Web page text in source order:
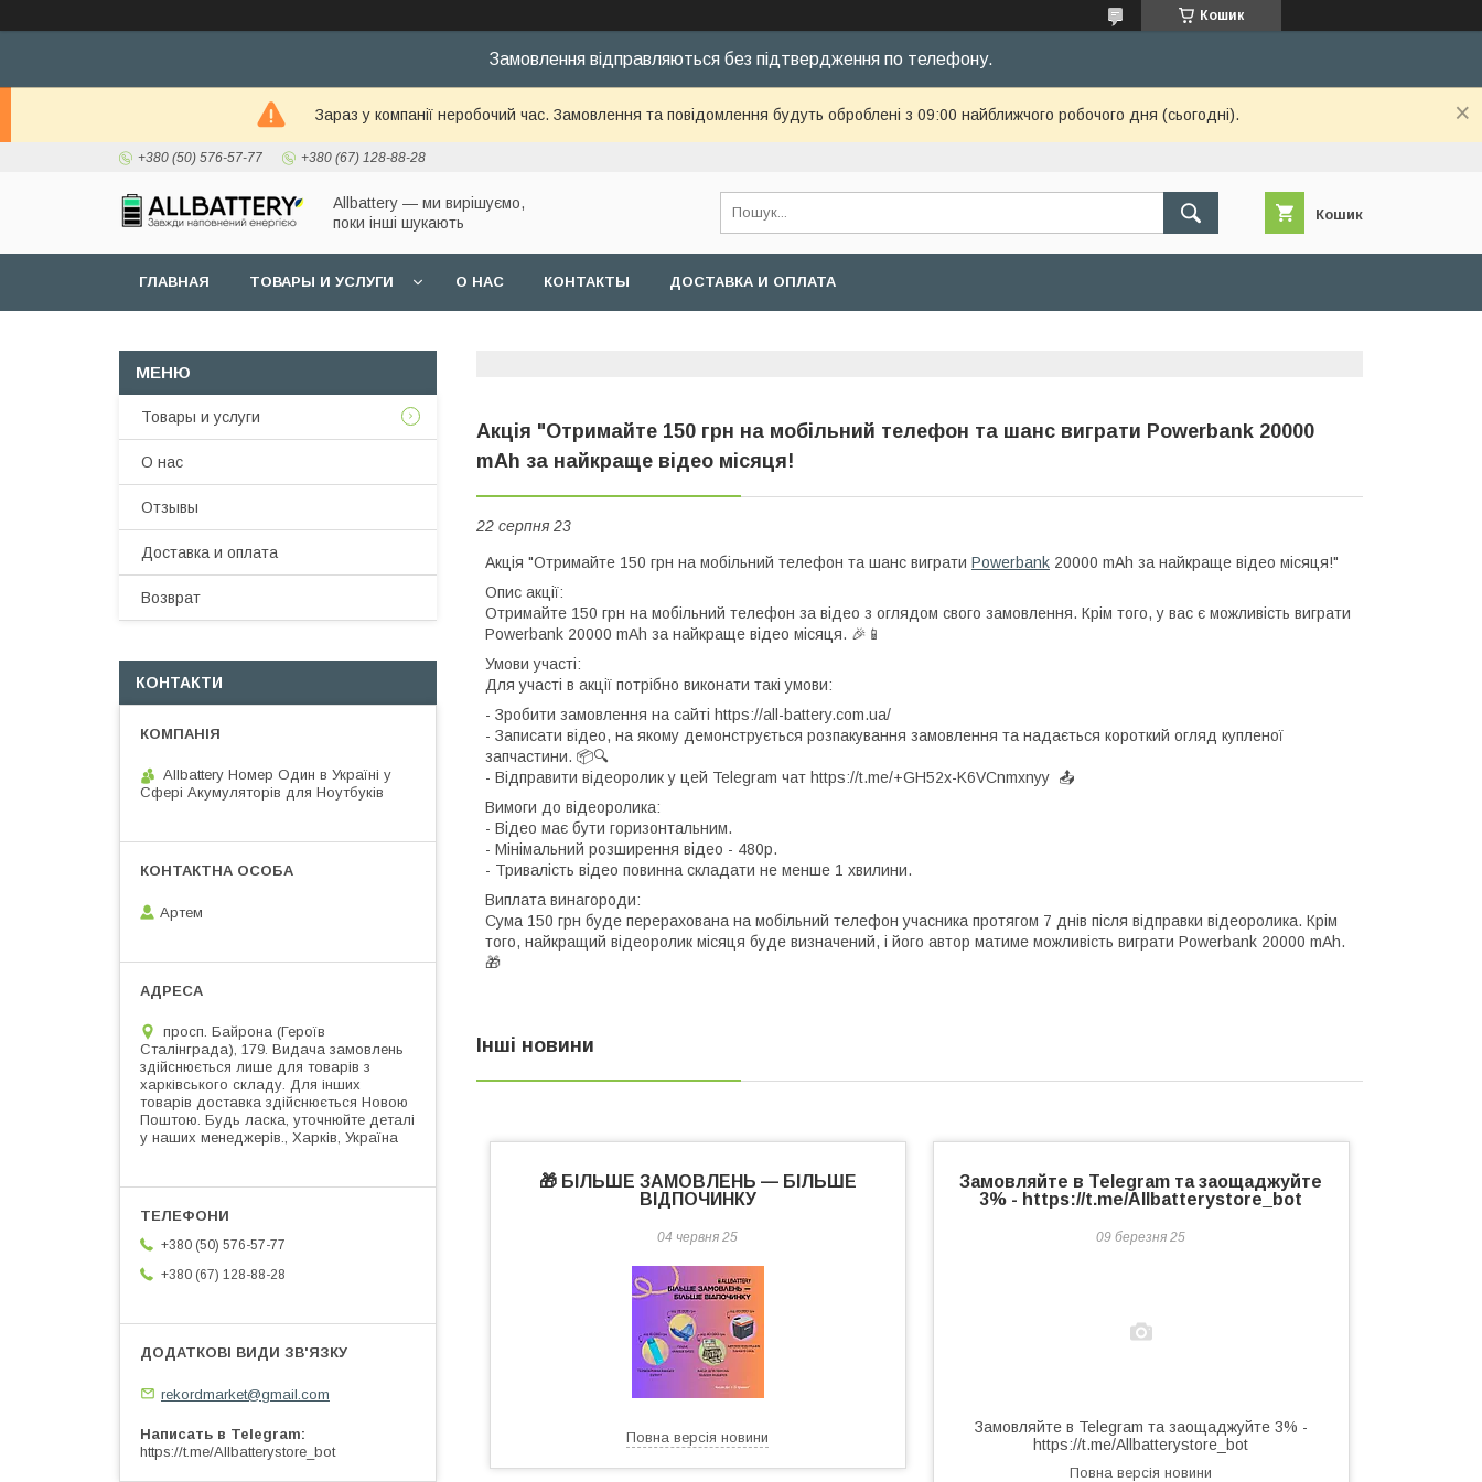
Кошик
Замовлення відправляються без підтвердження по телефону.
Зараз у компанії неробочий час. Замовлення та повідомлення будуть оброблені з 09:00 найближчого робочого дня (сьогодні).
+380 (50) 576-57-77 +380 (67) 128-88-28
Allbattery — ми вирішуємо,
поки інші шукають
Кошик
ГЛАВНАЯ ТОВАРЫ И УСЛУГИ О НАС КОНТАКТЫ ДОСТАВКА И ОПЛАТА
Акція "Отримайте 150 грн на мобільний телефон та шанс виграти Powerbank 20000
mAh за найкраще відео місяця!
22 серпня 23
Акція "Отримайте 150 грн на мобільний телефон та шанс виграти Powerbank 20000 mAh за найкраще відео місяця!"
Опис акції:
Отримайте 150 грн на мобільний телефон за відео з оглядом свого замовлення. Крім того, у вас є можливість виграти
Powerbank 20000 mAh за найкраще відео місяця. 🎉📱
Умови участі:
Для участі в акції потрібно виконати такі умови:
- Зробити замовлення на сайті https://all-battery.com.ua/
- Записати відео, на якому демонструється розпакування замовлення та надається короткий огляд купленої
запчастини. 📦🔍
- Відправити відеоролик у цей Telegram чат https://t.me/+GH52x-K6VCnmxnyy 📤
Вимоги до відеоролика:
- Відео має бути горизонтальним.
- Мінімальний розширення відео - 480p.
- Тривалість відео повинна складати не менше 1 хвилини.
Виплата винагороди:
Сума 150 грн буде перерахована на мобільний телефон учасника протягом 7 днів після відправки відеоролика. Крім
того, найкращий відеоролик місяця буде визначений, і його автор матиме можливість виграти Powerbank 20000 mAh.
🎁
Інші новини
🎁 БІЛЬШЕ ЗАМОВЛЕНЬ — БІЛЬШЕ
ВІДПОЧИНКУ
04 червня 25
Повна версія новини
Замовляйте в Telegram та заощаджуйте
3% - https://t.me/Allbatterystore_bot
09 березня 25
Замовляйте в Telegram та заощаджуйте 3% -
https://t.me/Allbatterystore_bot
Повна версія новини
Товары и услуги
О нас
Отзывы
Доставка и оплата
Возврат
КОНТАКТИ
Allbattery Номер Один в Україні у
Сфері Акумуляторів для Ноутбуків
Артем
просп. Байрона (Героїв
Сталінграда), 179. Видача замовлень
здійснюється лише для товарів з
харківського складу. Для інших
товарів доставка здійснюється Новою
Поштою. Будь ласка, уточнюйте деталі
у наших менеджерів., Харків, Україна
+380 (50) 576-57-77
+380 (67) 128-88-28
rekordmarket@gmail.com
Написать в Telegram
https://t.me/Allbatterystore_bot